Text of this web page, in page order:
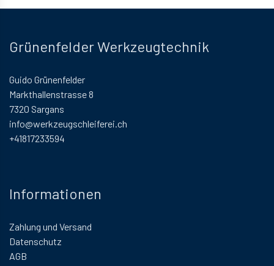
Grünenfelder Werkzeugtechnik
Guido Grünenfelder
Markthallenstrasse 8
7320 Sargans
info@werkzeugschleiferei.ch
+41817233594
Informationen
Zahlung und Versand
Datenschutz
AGB